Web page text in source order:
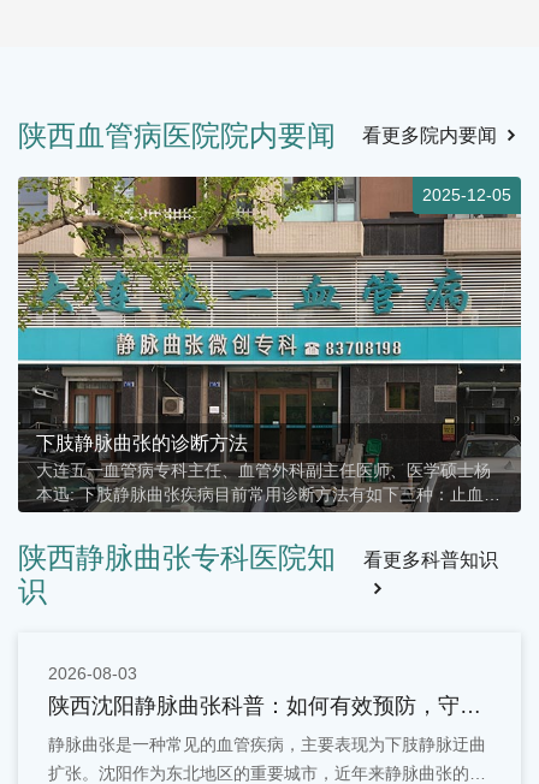
陕西血管病医院院内要闻 看更多院内要闻
2025-12-05
下肢静脉曲张的诊断方法
大连五一血管病专科主任、血管外科副主任医师、医学硕士杨
本迅: 下肢静脉曲张疾病目前常用诊断方法有如下三种：止血带
捆扎测试法、下肢顺行或逆行性静脉造影、彩色多普勒超声
陕西静脉曲张专科医院知
识
看更多科普知识
2026-08-03
陕西沈阳静脉曲张科普：如何有效预防，守护
你的健康血管
静脉曲张是一种常见的血管疾病，主要表现为下肢静脉迂曲
扩张。沈阳作为东北地区的重要城市，近年来静脉曲张的发